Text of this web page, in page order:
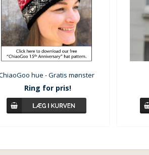
hue - Gratis mønster
Ring for pris!